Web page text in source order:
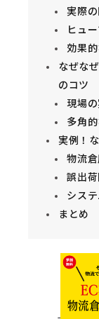
実際
ヒュ
効果
なぜな
のコツ
現場
多角
実例！
物流
誤出
シス
まとめ